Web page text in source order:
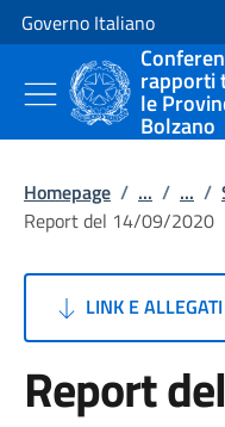
Vai al contenuto
Vai alla navigazione del sito
Governo Italiano
rapporti
le
Bolzano
Homepage / ... / ... /
Report del 14/09/2020
LINK E ALLEGATI
Report